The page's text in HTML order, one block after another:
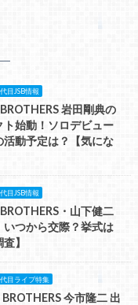
目JSB情報
岩田剛典の
ト始動！ソロデビュー
活動予定は？【気にな
目JSB情報
・山下健二
いつから交際？挙式は
】
目ライブ特集
今市隆二 出